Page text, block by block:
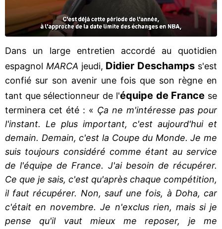
Dans un large entretien accordé au quotidien
espagnol MARCA jeudi, Didier Deschamps s'est
confié sur son avenir une fois que son règne en
tant que sélectionneur de l'équipe de France se
terminera cet été : « Ça ne m'intéresse pas pour
l'instant. Le plus important, c'est aujourd'hui et
demain. Demain, c'est la Coupe du Monde. Je me
suis toujours considéré comme étant au service
de l'équipe de France. J'ai besoin de récupérer.
Ce que je sais, c'est qu'après chaque compétition,
il faut récupérer. Non, sauf une fois, à Doha, car
c'était en novembre. Je n'exclus rien, mais si je
pense qu'il vaut mieux me reposer, je me